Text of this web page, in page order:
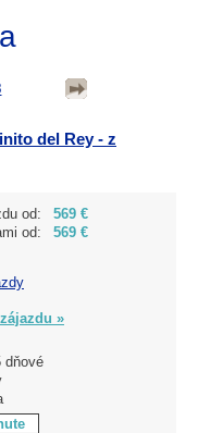
del Rey - z
od:
569 €
od:
569 €
»
dňové